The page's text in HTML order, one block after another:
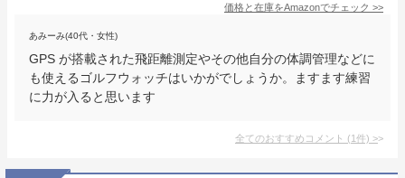
価格と在庫をAmazonでチェック >>
あみーみ(40代・女性)
GPS が搭載された飛距離測定やその他自分の体調管理などに
も使えるゴルフウォッチはいかがでしょうか。ますます練習
に力が入ると思います
全てのおすすめコメント (1件) >